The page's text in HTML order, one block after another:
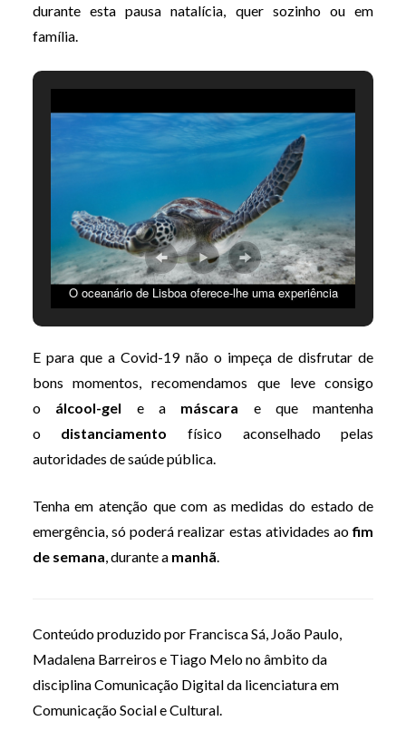
durante esta pausa natalícia, quer sozinho ou em
família.
O oceanário de Lisboa oferece-lhe uma experiência
subaquáticas. O preço é de €19 por pessoa. Image by
Filadelfo, Pexels is under Pexels License.
E para que a Covid-19 não o impeça de disfrutar de
bons momentos, recomendamos que leve consigo
o álcool-gel e a máscara e que mantenha
o distanciamento físico aconselhado pelas
autoridades de saúde pública.
Tenha em atenção que com as medidas do estado de
emergência, só poderá realizar estas atividades aofim
de semana, durante a manhã.
Conteúdo produzido por Francisca Sá, João Paulo,
Madalena Barreiros e Tiago Melo no âmbito da
disciplina Comunicação Digital da licenciatura em
Comunicação Social e Cultural.